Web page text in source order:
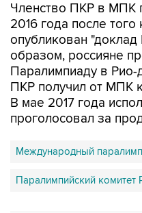
Членство ПКР в МПК
2016 года после
опубликован
образом, россияне
Паралимпиаду в
ПКР получил от МПК
В мае 2017 года
проголосовал за
Международный
Паралимпийский комитет